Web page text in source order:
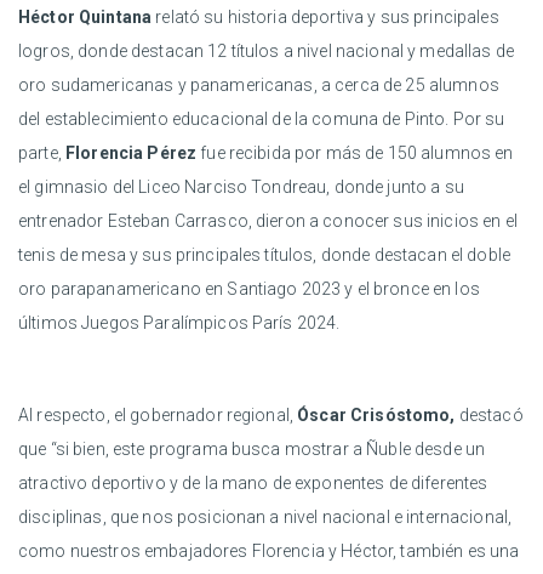
Héctor Quintana relató su historia deportiva y sus principales
logros, donde destacan 12 títulos a nivel nacional y medallas de
oro sudamericanas y panamericanas, a cerca de 25 alumnos
del establecimiento educacional de la comuna de Pinto. Por su
parte, Florencia Pérez fue recibida por más de 150 alumnos en
el gimnasio del Liceo Narciso Tondreau, donde junto a su
entrenador Esteban Carrasco, dieron a conocer sus inicios en el
tenis de mesa y sus principales títulos, donde destacan el doble
oro parapanamericano en Santiago 2023 y el bronce en los
últimos Juegos Paralímpicos París 2024.
Al respecto, el gobernador regional, Óscar Crisóstomo, destacó
que “si bien, este programa busca mostrar a Ñuble desde un
atractivo deportivo y de la mano de exponentes de diferentes
disciplinas, que nos posicionan a nivel nacional e internacional,
como nuestros embajadores Florencia y Héctor, también es una